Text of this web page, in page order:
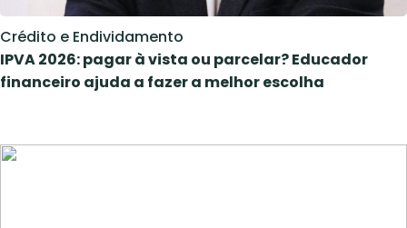
Crédito e Endividamento
IPVA 2026: pagar à vista ou parcelar? Educador
financeiro ajuda a fazer a melhor escolha